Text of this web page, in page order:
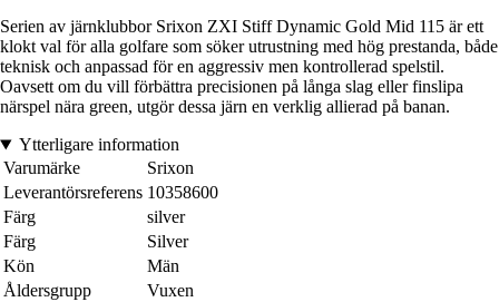
Serien av järnklubbor Srixon ZXI Stiff Dynamic Gold Mid 115 är ett
klokt val för alla golfare som söker utrustning med hög prestanda, både
teknisk och anpassad för en aggressiv men kontrollerad spelstil.
Oavsett om du vill förbättra precisionen på långa slag eller finslipa
närspel nära green, utgör dessa järn en verklig allierad på banan.
Ytterligare information
Varumärke
Srixon
Leverantörsreferens 10358600
Färg
silver
Färg
Silver
Kön
Män
Åldersgrupp
Vuxen